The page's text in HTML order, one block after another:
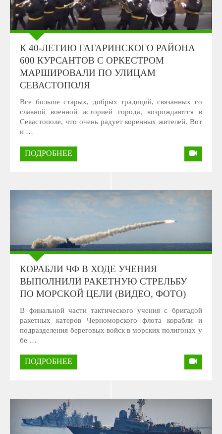
К 40-ЛЕТИЮ ГАГАРИНСКОГО РАЙОНА
600 КУРСАНТОВ С ОРКЕСТРОМ
МАРШИРОВАЛИ ПО УЛИЦАМ
СЕВАСТОПОЛЯ
Все больше старых, добрых традиций, связанных со
славной военной историей города, возрождаются в
Севастополе, что очень радует коренных жителей. Вот
и …
ПОДРОБНЕЕ
КОРАБЛИ ЧФ В ХОДЕ УЧЕНИЯ
ВЫПОЛНИЛИ РАКЕТНУЮ СТРЕЛЬБУ
ПО МОРСКОЙ ЦЕЛИ (ВИДЕО, ФОТО)
В финальной части тактического учения с бригадой
ракетных катеров Черноморского флота корабли и
подразделения береговых войск в морских полигонах у
бе …
ПОДРОБНЕЕ